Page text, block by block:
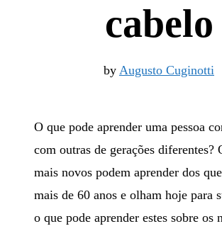
cabelo
by Augusto Cuginotti
O que pode aprender uma pessoa
com outras de gerações diferentes?
mais novos podem aprender dos
mais de 60 anos e olham hoje para
o que pode aprender estes sobre os